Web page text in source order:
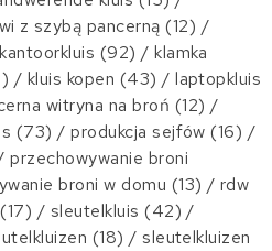
z szybą pancerną(12) /
kantoorkluis (92) /klamka
/ kluis kopen (43) /laptopkluis
witryna na broń (12) /
(73) /produkcja sejfów(16) /
przechowywanie broni
broni w domu (13) / rdw
(17) / sleutelkluis(42) /
(18) /sleutelkluizen